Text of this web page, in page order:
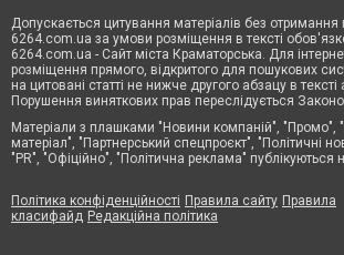
Допускається цитування матеріалів без отримання
6264.com.ua за умови розміщення в тексті
6264.com.ua - Сайт міста Краматорська. Для
розміщення прямого, відкритого для пошукових
на цитовані статті не нижче другого абзацу в
Порушення виняткових прав переслідується
Матеріали з плашками "Новини компаній", "Промо",
матеріал", "Партнерський спецпроєкт", "Політичні
"PR", "Офіційно", "Політична реклама" публікуються
Політика конфіденційності Правила сайту Правила
класифайд Редакційна політика